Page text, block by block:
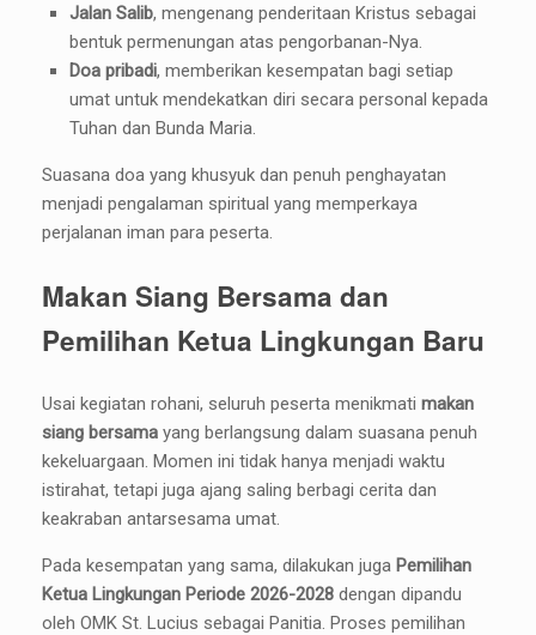
Jalan Salib, mengenang penderitaan Kristus sebagai
bentuk permenungan atas pengorbanan-Nya.
Doa pribadi, memberikan kesempatan bagi setiap
umat untuk mendekatkan diri secara personal kepada
Tuhan dan Bunda Maria.
Suasana doa yang khusyuk dan penuh penghayatan
menjadi pengalaman spiritual yang memperkaya
perjalanan iman para peserta.
Makan Siang Bersama dan
Pemilihan Ketua Lingkungan Baru
Usai kegiatan rohani, seluruh peserta menikmati makan
siang bersama yang berlangsung dalam suasana penuh
kekeluargaan. Momen ini tidak hanya menjadi waktu
istirahat, tetapi juga ajang saling berbagi cerita dan
keakraban antarsesama umat.
Pada kesempatan yang sama, dilakukan juga Pemilihan
Ketua Lingkungan Periode 2026-2028 dengan dipandu
oleh OMK St. Lucius sebagai Panitia. Proses pemilihan